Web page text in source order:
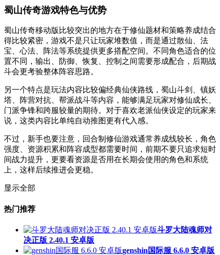
蜀山传奇游戏特色与优势
蜀山传奇移动版比较突出的地方在于修仙题材和策略养成结合
得比较紧密，游戏不是只让玩家堆数值，而是通过散仙、法
宝、心法、阵法等系统提供更多搭配空间。不同角色适合的位
置不同，输出、防御、恢复、控制之间需要形成配合，后期战
斗会更考验整体阵容思路。
另一个特点是玩法内容比较偏经典仙侠路线，蜀山斗剑、镇妖
塔、阵营对抗、帮派战斗等内容，能够满足玩家对修仙成长、
门派争锋和跨服较量的期待。对于喜欢老派仙侠设定的玩家来
说，这类内容比单纯自动推图更有代入感。
不过，新手也要注意，回合制修仙游戏通常养成线较长，角色
强度、资源积累和阵容成型都需要时间，前期不要只追求短时
间战力提升，更要看资源是否用在长期会使用的角色和系统
上，这样后续推进会更稳。
显示全部
热门推荐
斗罗大陆魂师对
决正版 2.40.1 安卓版
genshin国际服 6.6.0 安卓版